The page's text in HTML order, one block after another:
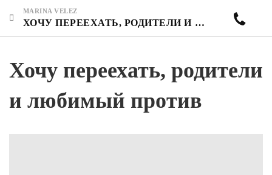
MARINA VELEZ
ХОЧУ ПЕРЕЕХАТЬ, РОДИТЕЛИ И ЛЮБИМЫЙ ПРОТИВ
Хочу переехать, родители
и любимый против